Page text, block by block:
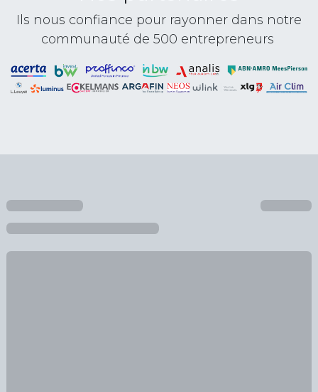
Ils nous confiance pour rayonner dans notre
communauté de 500 entrepreneurs